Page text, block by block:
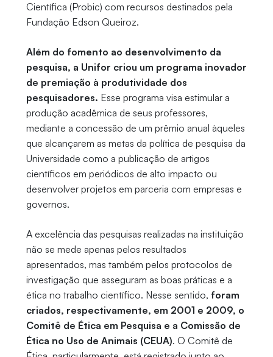
Científica (Probic) com recursos destinados pela
Fundação Edson Queiroz.
Além do fomento ao desenvolvimento da
pesquisa, a Unifor criou um programa inovador
de premiação à produtividade dos
pesquisadores. Esse programa visa estimular a
produção acadêmica de seus professores,
mediante a concessão de um prêmio anual àqueles
que alcançarem as metas da política de pesquisa da
Universidade como a publicação de artigos
científicos em periódicos de alto impacto ou
desenvolver projetos em parceria com empresas e
governos.
A excelência das pesquisas realizadas na instituição
não se mede apenas pelos resultados
apresentados, mas também pelos protocolos de
investigação que asseguram as boas práticas e a
ética no trabalho científico. Nesse sentido, foram
criados, respectivamente, em 2001 e 2009, o
Comitê de Ética em Pesquisa e a Comissão de
Ética no Uso de Animais (CEUA). O Comitê de